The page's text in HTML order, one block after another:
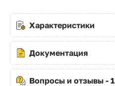
Характеристики
Документация
Вопросы и отзывы - 1